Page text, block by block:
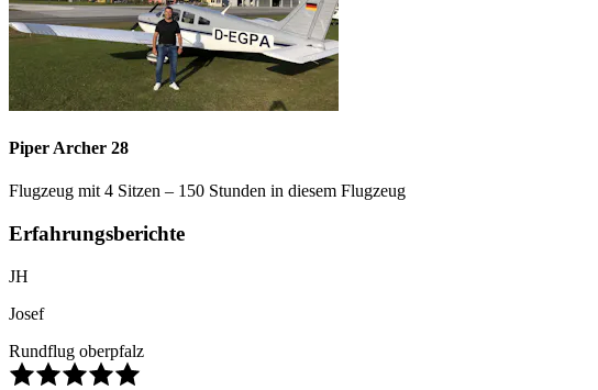
Piper Archer 28
Flugzeug mit 4 Sitzen – 150 Stunden in diesem Flugzeug
Erfahrungsberichte
JH
Josef
Rundflug oberpfalz